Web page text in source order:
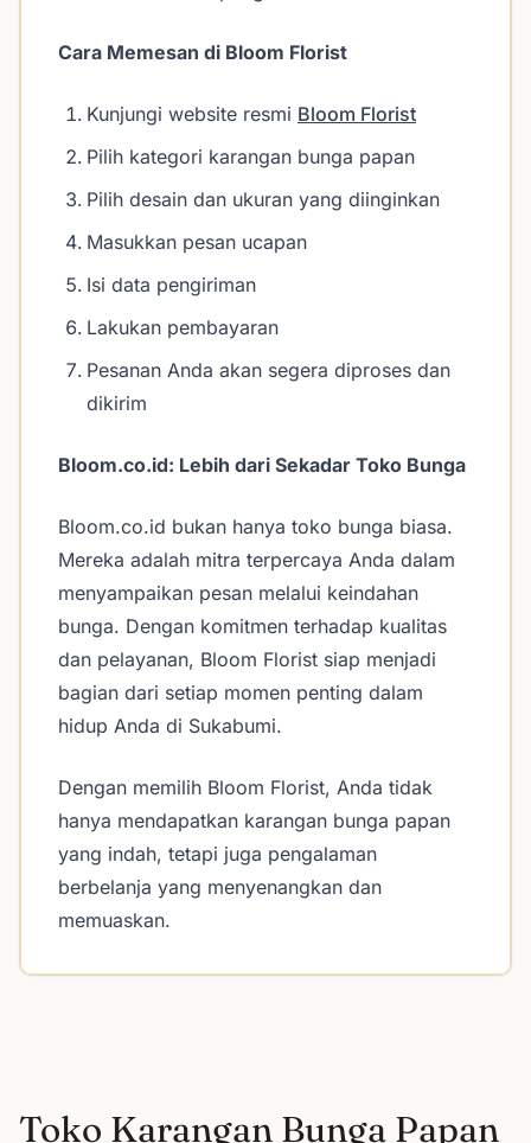
Cara Memesan di Bloom Florist
Kunjungi website resmi Bloom Florist
Pilih kategori karangan bunga papan
Pilih desain dan ukuran yang diinginkan
Masukkan pesan ucapan
Isi data pengiriman
Lakukan pembayaran
Pesanan Anda akan segera diproses dan
dikirim
Bloom.co.id: Lebih dari Sekadar Toko Bunga
Bloom.co.id bukan hanya toko bunga biasa.
Mereka adalah mitra terpercaya Anda dalam
menyampaikan pesan melalui keindahan
bunga. Dengan komitmen terhadap kualitas
dan pelayanan, Bloom Florist siap menjadi
bagian dari setiap momen penting dalam
hidup Anda di Sukabumi.
Dengan memilih Bloom Florist, Anda tidak
hanya mendapatkan karangan bunga papan
yang indah, tetapi juga pengalaman
berbelanja yang menyenangkan dan
memuaskan.
Toko Karangan Bunga Papan